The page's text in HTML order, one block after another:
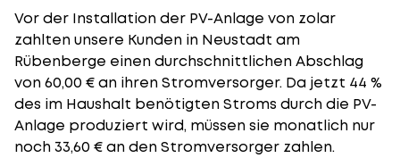
Vor der Installation der PV-Anlage von zolar
zahlten unsere Kunden in Neustadt am
Rübenberge einen durchschnittlichen Abschlag
von 60,00 € an ihren Stromversorger. Da jetzt 44 %
des im Haushalt benötigten Stroms durch die PV-
Anlage produziert wird, müssen sie monatlich nur
noch 33,60 € an den Stromversorger zahlen.